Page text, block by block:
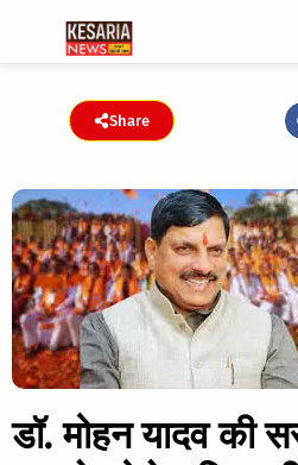
Share
डॉ. मोहन यादव की